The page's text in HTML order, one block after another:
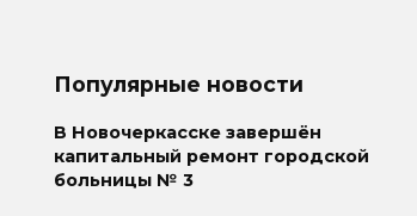
Популярные новости
В Новочеркасске завершён
капитальный ремонт городской
больницы № 3